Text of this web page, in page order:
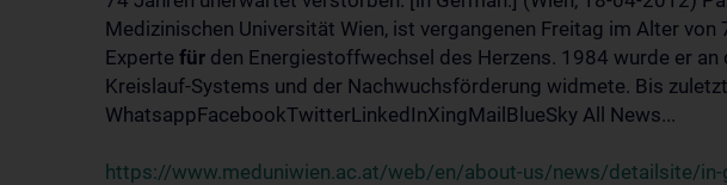
Medizinischen Universität Wien, ist vergangenen Freitag im Alter
Experte für den Energiestoffwechsel des Herzens. 1984 wurde er
Kreislauf-Systems und der Nachwuchsförderung widmete. Bis
WhatsappFacebookTwitterLinkedInXingMailBlueSky All News...
https://www.meduniwien.ac.at/web/en/about-us/news/detailsite/